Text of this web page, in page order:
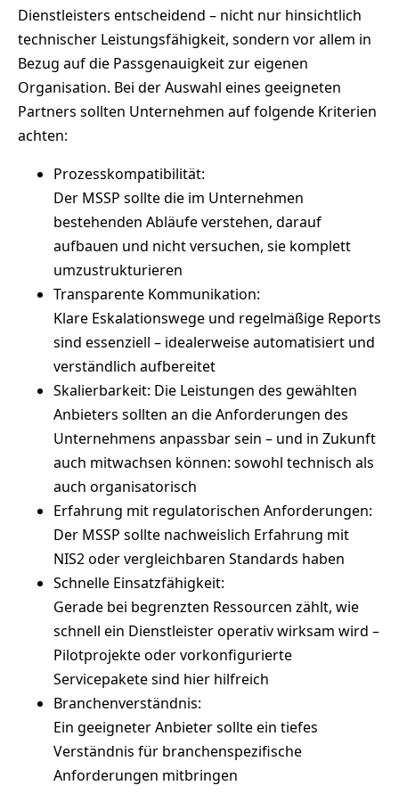
Dienstleisters entscheidend – nicht nur hinsichtlich
technischer Leistungsfähigkeit, sondern vor allem in
Bezug auf die Passgenauigkeit zur eigenen
Organisation. Bei der Auswahl eines geeigneten
Partners sollten Unternehmen auf folgende Kriterien
achten:
Prozesskompatibilität:
Der MSSP sollte die im Unternehmen
bestehenden Abläufe verstehen, darauf
aufbauen und nicht versuchen, sie komplett
umzustrukturieren
Transparente Kommunikation:
Klare Eskalationswege und regelmäßige Reports
sind essenziell – idealerweise automatisiert und
verständlich aufbereitet
Skalierbarkeit: Die Leistungen des gewählten
Anbieters sollten an die Anforderungen des
Unternehmens anpassbar sein – und in Zukunft
auch mitwachsen können: sowohl technisch als
auch organisatorisch
Erfahrung mit regulatorischen Anforderungen:
Der MSSP sollte nachweislich Erfahrung mit
NIS2 oder vergleichbaren Standards haben
Schnelle Einsatzfähigkeit:
Gerade bei begrenzten Ressourcen zählt, wie
schnell ein Dienstleister operativ wirksam wird –
Pilotprojekte oder vorkonfigurierte
Servicepakete sind hier hilfreich
Branchenverständnis:
Ein geeigneter Anbieter sollte ein tiefes
Verständnis für branchenspezifische
Anforderungen mitbringen